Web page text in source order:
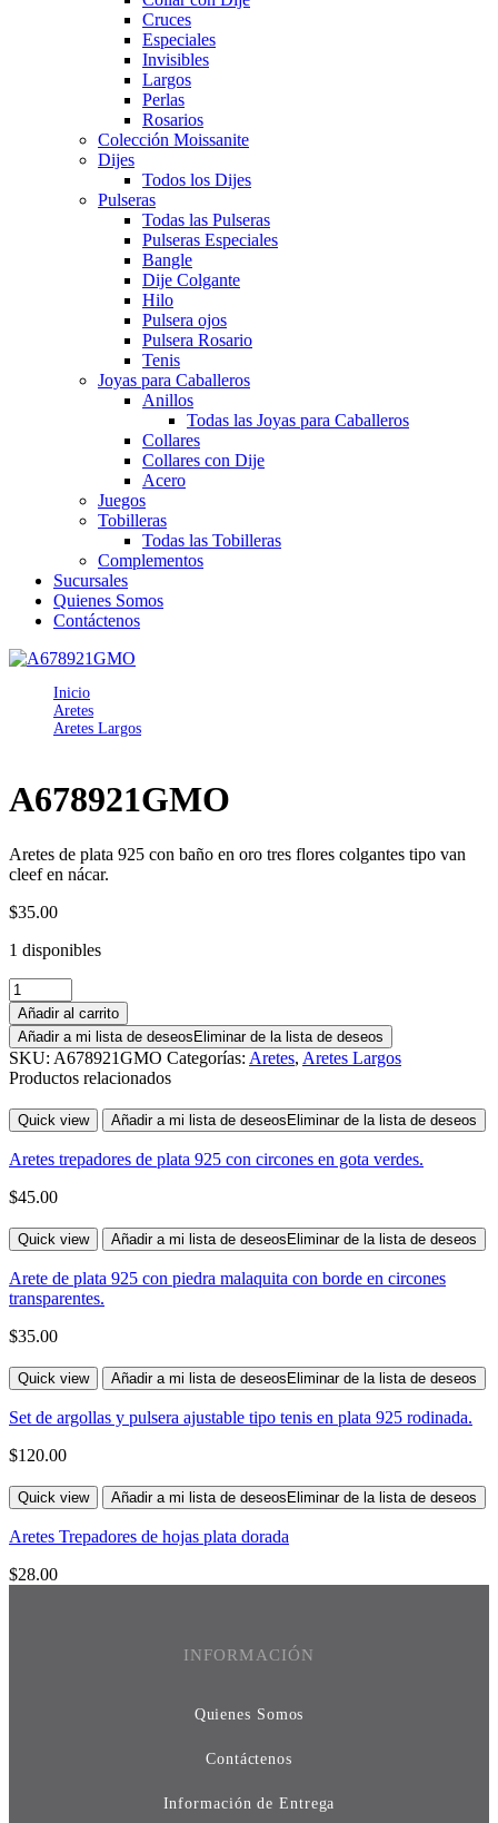
Cruces
Especiales
Invisibles
Largos
Perlas
Rosarios
Colección Moissanite
Dijes
Todos los Dijes
Pulseras
Todas las Pulseras
Pulseras Especiales
Bangle
Dije Colgante
Hilo
Pulsera ojos
Pulsera Rosario
Tenis
Joyas para Caballeros
Anillos
Todas las Joyas para Caballeros
Collares
Collares con Dije
Acero
Juegos
Tobilleras
Todas las Tobilleras
Complementos
Sucursales
Quienes Somos
Contáctenos
Inicio
Aretes
Aretes Largos
A678921GMO
Aretes de plata 925 con baño en oro tres flores colgantes tipo van
cleef en nácar.
$35.00
1 disponibles
Añadir al carrito
Añadir a mi lista de deseos Eliminar de la lista de deseos
SKU: A678921GMO Categorías: Aretes, Aretes Largos
Productos relacionados
Quick view Añadir a mi lista de deseos Eliminar de la lista de deseos
Aretes trepadores de plata 925 con circones en gota verdes.
$45.00
Quick view Añadir a mi lista de deseos Eliminar de la lista de deseos
Arete de plata 925 con piedra malaquita con borde en circones
transparentes.
$35.00
Quick view Añadir a mi lista de deseos Eliminar de la lista de deseos
Set de argollas y pulsera ajustable tipo tenis en plata 925 rodinada.
$120.00
Quick view Añadir a mi lista de deseos Eliminar de la lista de deseos
Aretes Trepadores de hojas plata dorada
$28.00
INFORMACIÓN
Quienes Somos
Contáctenos
Información de Entrega